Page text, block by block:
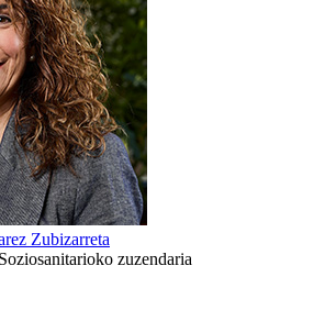
Zubizarreta
zuzendaria